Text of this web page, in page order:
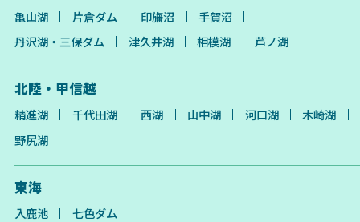
亀山湖
片倉ダム 印旛沼
手賀沼
丹沢湖・三保ダム
津久井湖 相模湖 芦ノ湖
北陸・甲信越
精進湖 千代田湖 西湖 山中湖 河口湖
木崎湖
野尻湖
東海
入鹿池 七色ダム